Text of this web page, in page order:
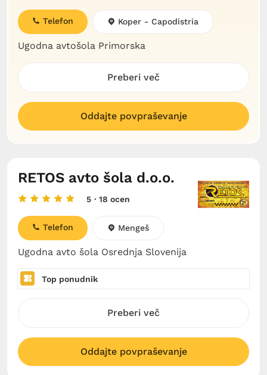
Ugodna avtošola Primorska
Telefon Koper - Capodistria
Preberi več
Oddajte povpraševanje
RETOS avto šola d.o.o.
5 · 18 ocen
Ugodna avto šola Osrednja Slovenija
Telefon Mengeš
Top ponudnik
Preberi več
Oddajte povpraševanje